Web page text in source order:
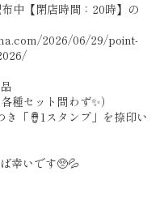
中【閉店時間：20時】の
2026/06/29/point-
種セット問わず✨）
き「🪘1スタンプ」を捺印い
幸いです🥺💦